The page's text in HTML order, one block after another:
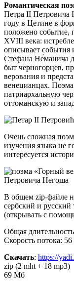
Романтическая
Петра II Петровича
году в Цетине в
положено событие,
XVIII века:
описывает события
Стефана Не́манича
быт черногорцев,
верования и
венецианцах.
патриархальную
оттоманскую и
Очень сложная
изучения языка не
интересуется
В общем zip-файле
сербский и
(открывать с
Общая
Скорость потока: 56
Скачать: https://
zip (2 mht + 18 mp3)
69 Мб